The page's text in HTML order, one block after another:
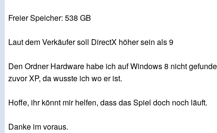
Freier Speicher: 538 GB
Laut dem Verkäufer soll DirectX höher sein als 9
Den Ordner Hardware habe ich auf Windows 8 nicht
zuvor XP, da wusste ich wo er ist.
Hoffe, ihr könnt mir helfen, dass das Spiel doch noch läuft.
Danke im voraus.